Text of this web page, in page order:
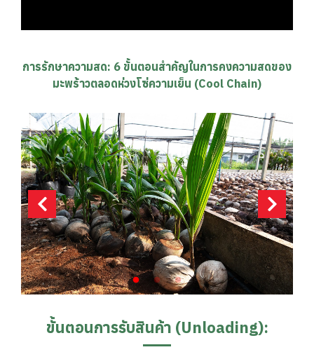
การรักษาความสด: 6 ขั้นตอนสำคัญในการคงความสดของ
มะพร้าวตลอดห่วงโซ่ความเย็น (Cool Chain)
ขั้นตอนการรับสินค้า (Unloading):